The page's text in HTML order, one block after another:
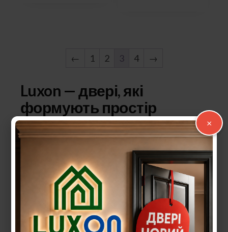
← 1 2 3 4 →
Luxon — двері, які
формують простір
Надійні двері — це більше, ніж просто
комфорту, стилю та довговічності. На сайті
luxon.com.uaви знайдете великий вибір
вхідних і міжкімнатних дверей, а також
дверну фурнітуру
для будь-яких
потреб. Ми допомагаємо створювати
гармонійний простір у житлі, офісі чи
×